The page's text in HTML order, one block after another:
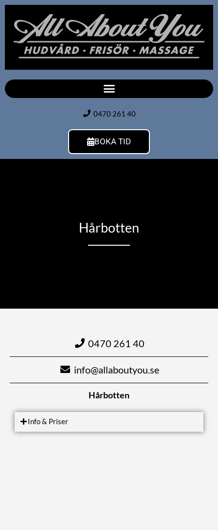
0470 261 40
BOKA TID
Hårbotten
0470 261 40
info@allaboutyou.se
Hårbotten
Info & Priser